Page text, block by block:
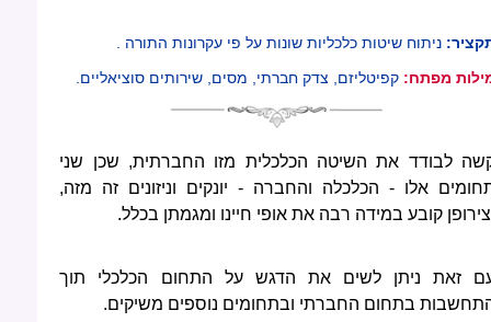
ניתוח שיטות כלכליות שונות על פי עקרונות התורה .
מפתח: קפיטליזם, צדק חברתי, מסים, שירותים סוציאליים.
לבודד את השיטה הכלכלית מזו החברתית, שכן שני
אלו - הכלכלה והחברה - יונקים וניזונים זה מזה,
קובע במידה רבה את אופי חיינו ומגמתן בכלל.
זאת ניתן לשים את הדגש על התחום הכלכלי תוך
בתחום החברתי ובתחומים נוספים משיקים.